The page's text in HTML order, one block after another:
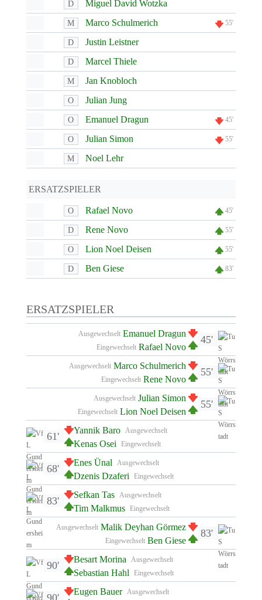
D Miguel David Wotzka
M Marco Schulmerich 55'
D Justin Leistner
D Marcel Thiele
M Jan Knobloch
O Julian Jung
O Emanuel Dragun 45'
O Julian Simon 55'
M Noel Lehr
ERSATZSPIELER
O Rafael Novo 45'
D Rene Novo 55'
O Lion Noel Deisen 55'
D Ben Giese 83'
ERSATZSPIELER
45'
Ausgewechselt Emanuel Dragun
Eingewechselt Rafael Novo
55'
Ausgewechselt Marco Schulmerich
Eingewechselt Rene Novo
55'
Ausgewechselt Julian Simon
Eingewechselt Lion Noel Deisen
Ausgewechselt
Yannik Baro
Eingewechselt
Kenas Osei
61'
Ausgewechselt
Enes Ünal
Eingewechselt
Dzenis Dzaferi
68'
Ausgewechselt
Sefkan Tas
Eingewechselt
Tim Malkmus
83'
83'
Ausgewechselt Malik Deyhan Görmez
Eingewechselt Ben Giese
Ausgewechselt
Besart Morina
Eingewechselt
Sebastian Hahl
90'
Ausgewechselt
Eugen Bauer
90'